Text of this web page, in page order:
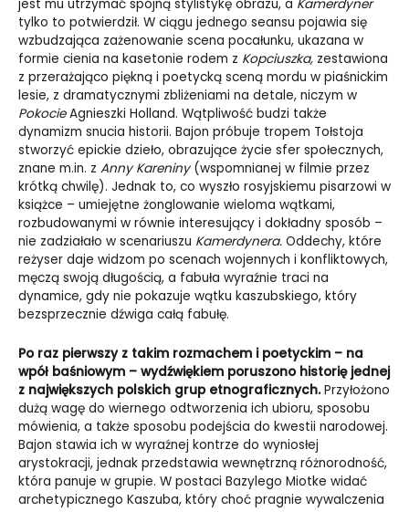
jest mu utrzymać spójną stylistykę obrazu, a Kamerdyner
tylko to potwierdził. W ciągu jednego seansu pojawia się
wzbudzająca zażenowanie scena pocałunku, ukazana w
formie cienia na kasetonie rodem z Kopciuszka, zestawiona
z przerażająco piękną i poetycką sceną mordu w piaśnickim
lesie, z dramatycznymi zbliżeniami na detale, niczym w
PokocieAgnieszki Holland. Wątpliwość budzi także
dynamizm snucia historii. Bajon próbuje tropem Tołstoja
stworzyć epickie dzieło, obrazujące życie sfer społecznych,
znane m.in. z Anny Kareniny(wspomnianej w filmie przez
krótką chwilę). Jednak to, co wyszło rosyjskiemu pisarzowi w
książce – umiejętne żonglowanie wieloma wątkami,
rozbudowanymi w równie interesujący i dokładny sposób –
nie zadziałało w scenariuszu Kamerdynera. Oddechy, które
reżyser daje widzom po scenach wojennych i konfliktowych,
męczą swoją długością, a fabuła wyraźnie traci na
dynamice, gdy nie pokazuje wątku kaszubskiego, który
bezsprzecznie dźwiga całą fabułę.
Po raz pierwszy z takim rozmachem i poetyckim – na
wpół baśniowym – wydźwiękiem poruszono historię jednej
z największych polskich grup etnograficznych.Przyłożono
dużą wagę do wiernego odtworzenia ich ubioru, sposobu
mówienia, a także sposobu podejścia do kwestii narodowej.
Bajon stawia ich w wyraźnej kontrze do wyniosłej
arystokracji, jednak przedstawia wewnętrzną różnorodność,
która panuje w grupie. W postaci Bazylego Miotke widać
archetypicznego Kaszuba, który choć pragnie wywalczenia